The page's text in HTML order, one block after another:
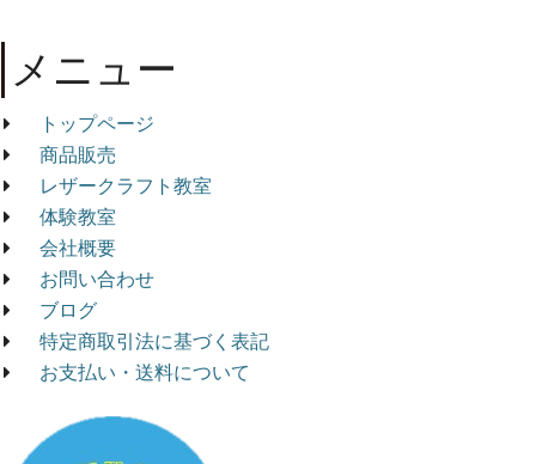
メニュー
トップページ
商品販売
レザークラフト教室
体験教室
会社概要
お問い合わせ
ブログ
特定商取引法に基づく表記
お支払い・送料について